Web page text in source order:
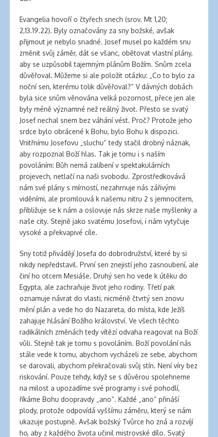
Evangelia hovoří o čtyřech snech (srov. Mt 1,20;
2,13.19.22). Byly označovány za sny božské, avšak
přijmout je nebylo snadné. Josef musel po každém snu
změnit svůj záměr, dát se všanc, obětovat vlastní plány,
aby se uzpůsobil tajemným plánům Božím. Snům zcela
důvěřoval. Můžeme si ale položit otázku: „Co to bylo za
noční sen, kterému tolik důvěřoval?“ V dávných dobách
byla sice snům věnována velká pozornost, přece jen ale
byly méně významné než reálný život. Přesto se svatý
Josef nechal snem bez váhání vést. Proč? Protože jeho
srdce bylo obrácené k Bohu, bylo Bohu k dispozici.
Vnitřnímu Josefovu „sluchu“ tedy stačil drobný náznak,
aby rozpoznal Boží hlas. Tak je tomu i s naším
povoláním: Bůh nemá zalíbení v spektakulárních
projevech, netlačí na naši svobodu. Zprostředkovává
nám své plány s mírností, nezahrnuje nás zářivými
viděními, ale promlouvá k našemu nitru 2 s jemnocitem,
přibližuje se k nám a oslovuje nás skrze naše myšlenky a
naše city. Stejně jako svatému Josefovi, i nám vytyčuje
vysoké a překvapivé cíle.
Sny totiž přivádějí Josefa do dobrodružství, které by si
nikdy nepředstavil. První sen znejistí jeho zasnoubení, ale
činí ho otcem Mesiáše. Druhý sen ho vede k útěku do
Egypta, ale zachraňuje život jeho rodiny. Třetí pak
oznamuje návrat do vlasti, nicméně čtvrtý sen znovu
mění plán a vede ho do Nazareta, do místa, kde Ježíš
zahajuje hlásání Božího království. Ve všech těchto
radikálních změnách tedy vítězí odvaha reagovat na Boží
vůli. Stejně tak je tomu s povoláním. Boží povolání nás
stále vede k tomu, abychom vycházeli ze sebe, abychom
se darovali, abychom překračovali svůj stín. Není víry bez
riskování. Pouze tehdy, když se s důvěrou spolehneme
na milost a upozadíme své programy i své pohodlí,
říkáme Bohu doopravdy „ano“. Každé „ano“ přináší
plody, protože odpovídá vyššímu záměru, který se nám
ukazuje postupně. Avšak božský Tvůrce ho zná a rozvíjí
ho, aby z každého života učinil mistrovské dílo. Svatý